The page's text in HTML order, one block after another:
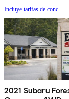
Incluye tarifas de conc.
2021 Subaru